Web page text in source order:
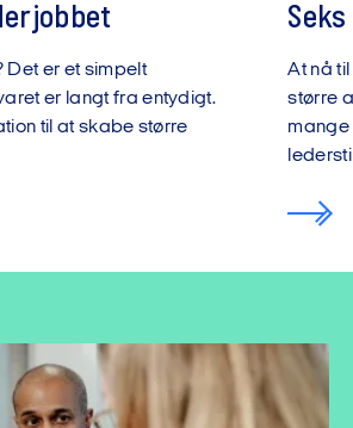
Det er et simpelt
er langt fra entydigt.
til at skabe større
At nå
større
mange